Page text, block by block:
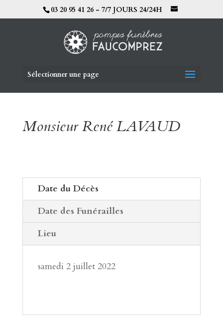
03 20 95 41 26 - 7/7 JOURS 24/24H
Sélectionner une page
Monsieur René LAVAUD
Date du Décès
Date des Funérailles
Lieu
samedi 2 juillet 2022